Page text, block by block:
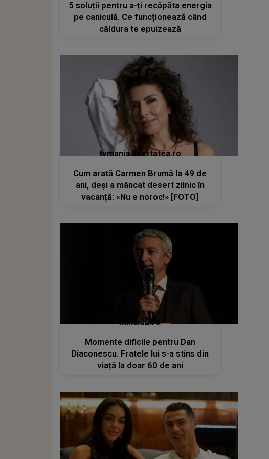
5 soluții pentru a-ți recăpăta energia
pe caniculă. Ce funcționează când
căldura te epuizează
tvmania.libertatea.ro
Cum arată Carmen Brumă la 49 de
ani, deși a mâncat desert zilnic în
vacanță: «Nu e noroc!» [FOTO]
kanald2.ro
Momente dificile pentru Dan
Diaconescu. Fratele lui s-a stins din
viață la doar 60 de ani